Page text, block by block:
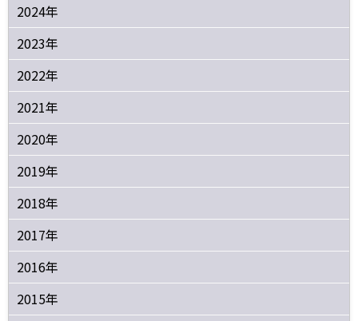
2024年
2023年
2022年
2021年
2020年
2019年
2018年
2017年
2016年
2015年